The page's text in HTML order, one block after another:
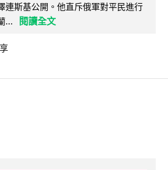
連斯基公開。他直斥俄軍對平民進行
...
閱讀全文